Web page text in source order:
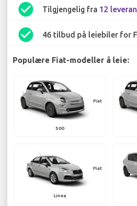
check_circle Tilgjengelig fra 12
check_circle 46 tilbud på leiebiler for
Populære Fiat-modeller å leie:
Fiat
500
Fiat
Linea